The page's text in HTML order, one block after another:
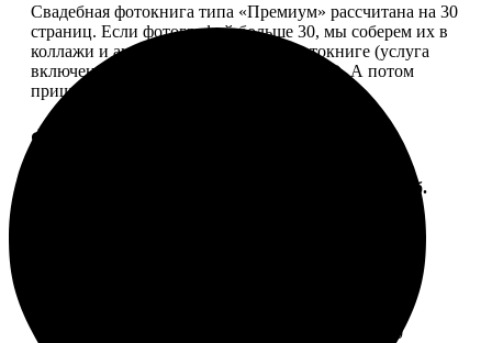
Свадебная фотокнига типа «Премиум» рассчитана на 30
страниц. Если фотографий больше 30, мы соберем их в
коллажи и аккуратно разместим в фотокниге (услуга
включена, стоимость останется прежней). А потом
пришлем вам на согласование развороты.
Форматы и цены
Цена, руб.
ФотоКнига "Премиум" 20x30
от 4990